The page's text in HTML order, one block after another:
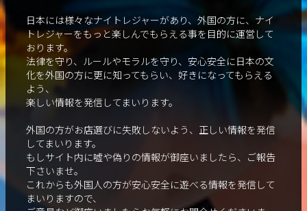
日本には様々なナイトレジャーがあり、外国の方に、ナイ
トレジャーをもっと楽しんでもらえる事を目的に運営して
おります。
法律を守り、ルールやモラルを守り、安心安全に日本の文
化を外国の方に更に知ってもらい、好きになってもらえる
よう、
楽しい情報を発信してまいります。
外国の方がお店選びに失敗しないよう、正しい情報を発信
してまいります。
もしサイト内に嘘や偽りの情報が御座いましたら、ご報告
下さいませ。
これからも外国人の方が安心安全に遊べる情報を発信して
まいりますので、